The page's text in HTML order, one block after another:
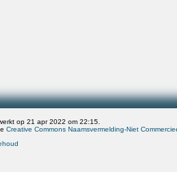
op 21 apr 2022 om 22:15.
Creative Commons Naamsvermelding-Niet